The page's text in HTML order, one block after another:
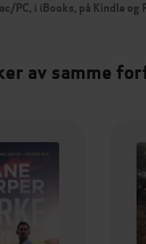
PC, i iBooks, på Kindle og
av samme